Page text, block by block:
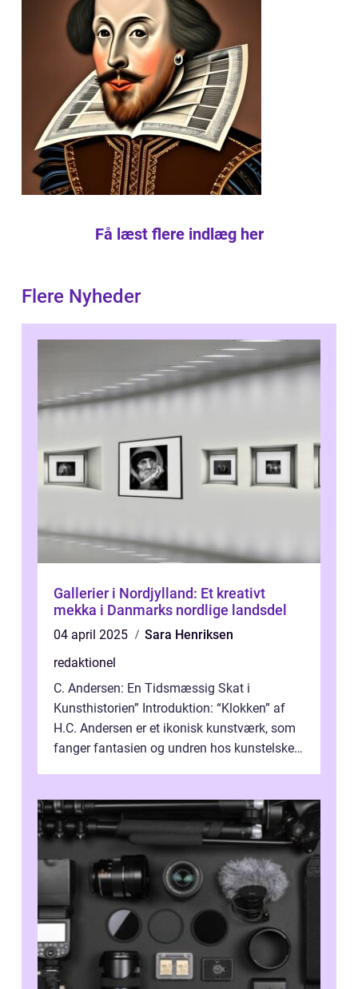
Få læst flere indlæg her
Flere Nyheder
Gallerier i Nordjylland: Et kreativt
mekka i Danmarks nordlige landsdel
04 april 2025
Sara Henriksen
redaktionel
C. Andersen: En Tidsmæssig Skat i
Kunsthistorien” Introduktion: “Klokken” af
H.C. Andersen er et ikonisk kunstværk, som
fanger fantasien og undren hos kunstelskere